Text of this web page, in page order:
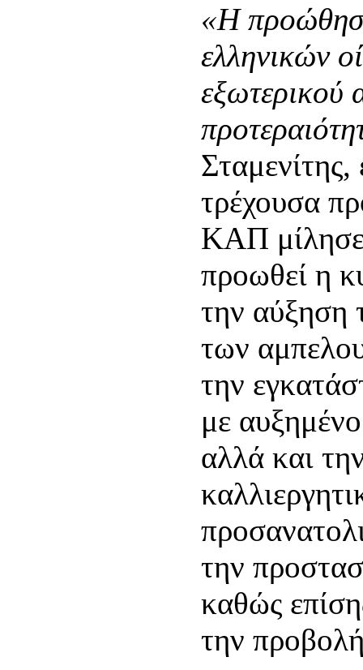
«Η
ελληνικών
εξωτερικού
τρέχουσα
ΚΑΠ μίλησε
προωθεί η
την αύξηση
των
την
με
αλλά και
την
καθώς
την